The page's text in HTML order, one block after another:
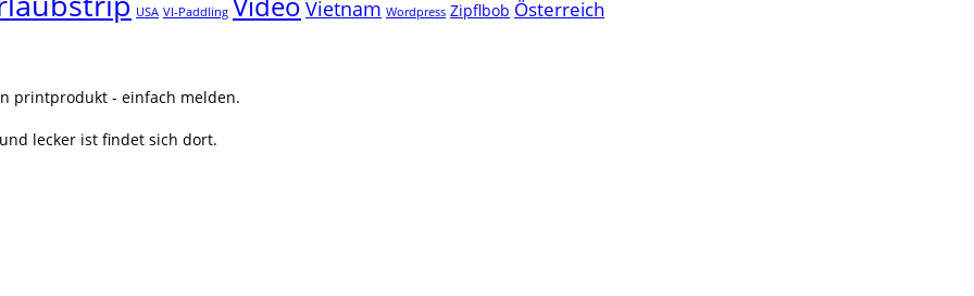
USA VI-Paddling Vietnam Wordpress Zipflbob Österreich
printprodukt - einfach melden.
lecker ist findet sich dort.